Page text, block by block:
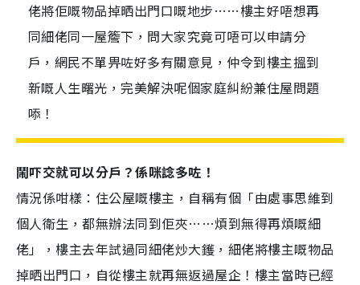
佬將佢嘅物品掉晒出門口嘅地步……樓主好唔想再
同細佬同一屋簷下，問大家究竟可唔可以申請分
戶，網民不單畀咗好多有關意見，仲令到樓主搵到
新嘅人生曙光，完美解決呢個家庭糾紛兼住屋問題
㖭！
鬧吓交就可以分戶？係咪諗多咗！
情況係咁樣：住公屋嘅樓主，自稱有個「由處事思維到
個人衛生，都無辦法同到佢夾……煩到無得再煩嘅細
佬」，樓主去年試過同細佬炒大鑊，細佬將樓主嘅物品
掉晒出門口，自從樓主就再無返過屋企！樓主當時已經